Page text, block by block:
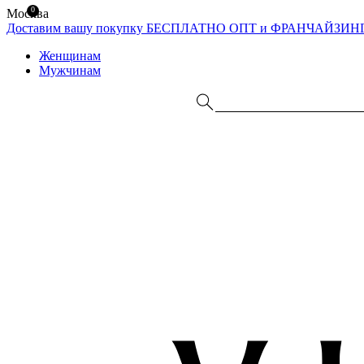
Москва
Доставим вашу покупку БЕСПЛАТНО ОПТ и
Женщинам
Мужчинам
0